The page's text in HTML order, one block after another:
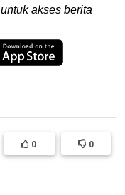
untuk akses berita
0 0